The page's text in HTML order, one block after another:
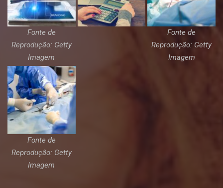
Fonte de
Reprodução: Getty
Imagem
Fonte de
Reprodução: Getty
Imagem
Fonte de
Reprodução: Getty
Imagem